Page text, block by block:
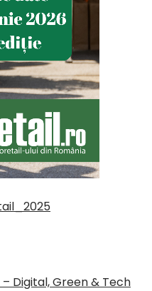
– Digital, Green & Tech